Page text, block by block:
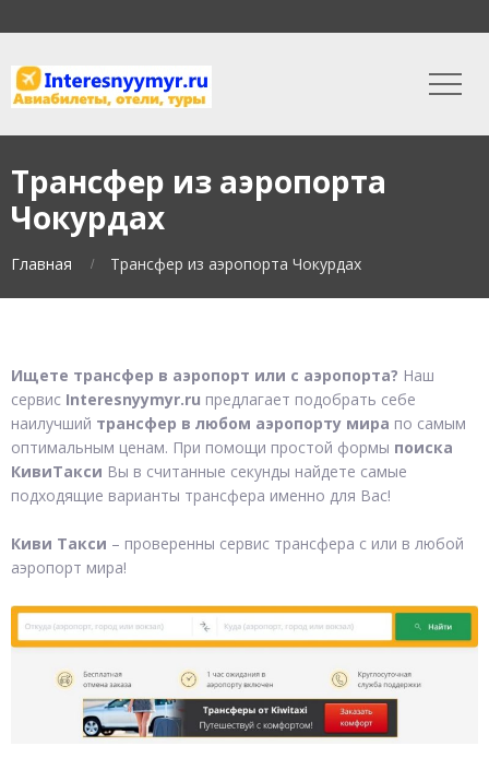
Трансфер из аэропорта
Чокурдах
Главная Трансфер из аэропорта Чокурдах
Ищете трансфер в аэропорт или с аэропорта? Наш
сервис Interesnyymyr.ru предлагает подобрать себе
наилучший трансфер в любом аэропорту мира по самым
оптимальным ценам. При помощи простой формы поиска
КивиТакси Вы в считанные секунды найдете самые
подходящие варианты трансфера именно для Вас!
Киви Такси – проверенны сервис трансфера с или в любой
аэропорт мира!